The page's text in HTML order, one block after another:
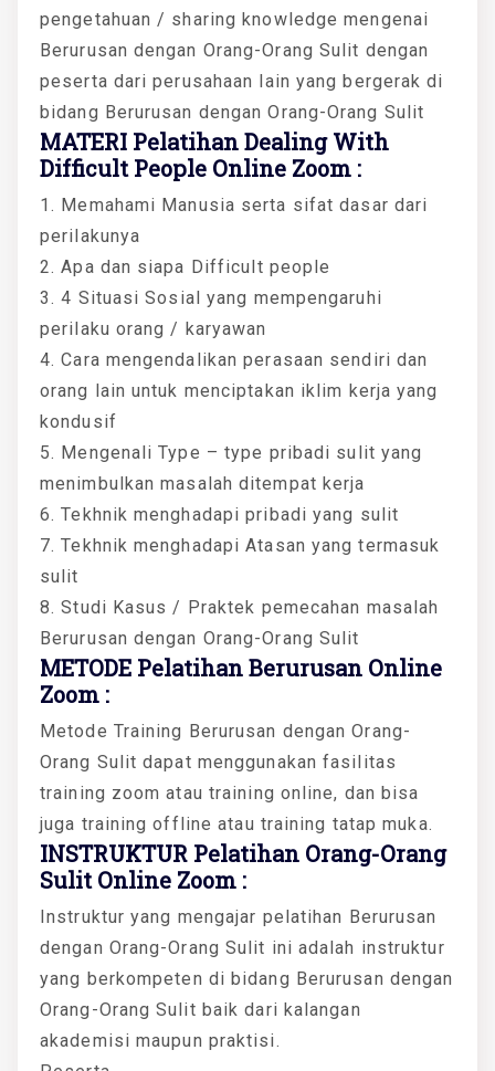
pengetahuan / sharing knowledge mengenai
Berurusan dengan Orang-Orang Sulit dengan
peserta dari perusahaan lain yang bergerak di
bidang Berurusan dengan Orang-Orang Sulit
MATERI Pelatihan Dealing With
Difficult People Online Zoom :
1. Memahami Manusia serta sifat dasar dari
perilakunya
2. Apa dan siapa Difficult people
3. 4 Situasi Sosial yang mempengaruhi
perilaku orang / karyawan
4. Cara mengendalikan perasaan sendiri dan
orang lain untuk menciptakan iklim kerja yang
kondusif
5. Mengenali Type – type pribadi sulit yang
menimbulkan masalah ditempat kerja
6. Tekhnik menghadapi pribadi yang sulit
7. Tekhnik menghadapi Atasan yang termasuk
sulit
8. Studi Kasus / Praktek pemecahan masalah
Berurusan dengan Orang-Orang Sulit
METODE Pelatihan Berurusan Online
Zoom :
Metode Training Berurusan dengan Orang-
Orang Sulit dapat menggunakan fasilitas
training zoom atau training online, dan bisa
juga training offline atau training tatap muka.
INSTRUKTUR Pelatihan Orang-Orang
Sulit Online Zoom :
Instruktur yang mengajar pelatihan Berurusan
dengan Orang-Orang Sulit ini adalah instruktur
yang berkompeten di bidang Berurusan dengan
Orang-Orang Sulit baik dari kalangan
akademisi maupun praktisi.